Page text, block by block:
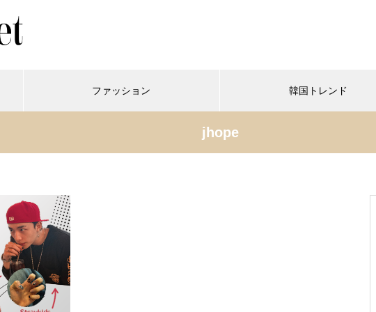
ファッション 韓国トレンド
jhope